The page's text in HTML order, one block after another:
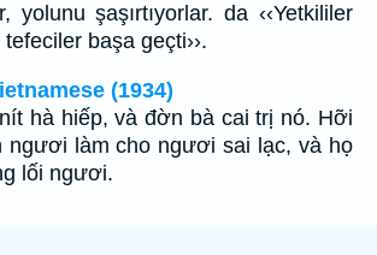
yolunu şaşırtıyorlar. da ‹‹Yetkililer
tefeciler başa geçti››.
(1934)
hà hiếp, và đờn bà cai trị nó. Hỡi
ngươi làm cho ngươi sai lạc, và họ
lối ngươi.